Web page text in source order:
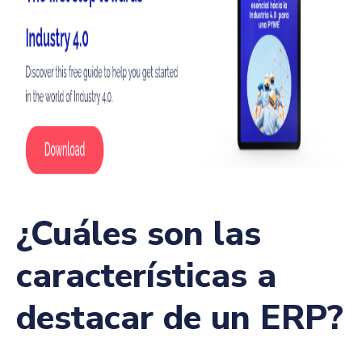
¿Cuáles son las
características a
destacar de un ERP?